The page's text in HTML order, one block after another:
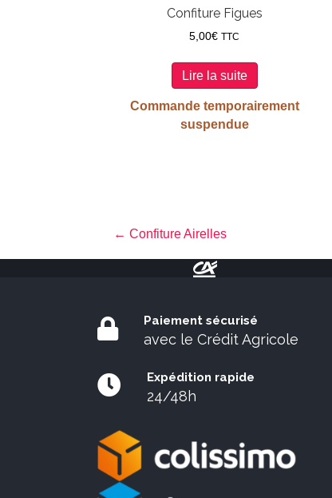
Confiture Figues
5,00€ TTC
Lire la suite
Commande temporairement
suspendue
Posts
navigation
← Confiture Airelles
Paiement sécurisé
avec le Crédit Agricole
Expédition rapide
24/48h